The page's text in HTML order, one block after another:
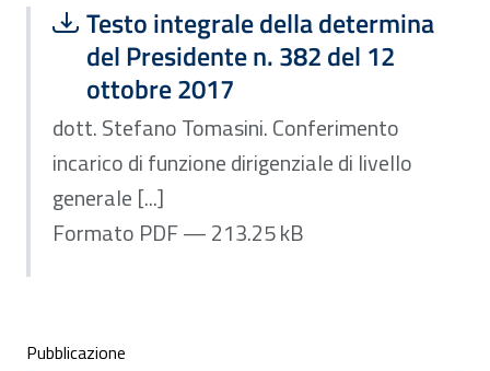
Scarica file:
Testo integrale della determina
del Presidente n. 382 del 12
ottobre 2017
Formato PDF — Dimensione 213.25 kB
dott. Stefano Tomasini. Conferimento
incarico di funzione dirigenziale di livello
generale [...]
Formato PDF — 213.25 kB
Condivisione social
Pubblicazione